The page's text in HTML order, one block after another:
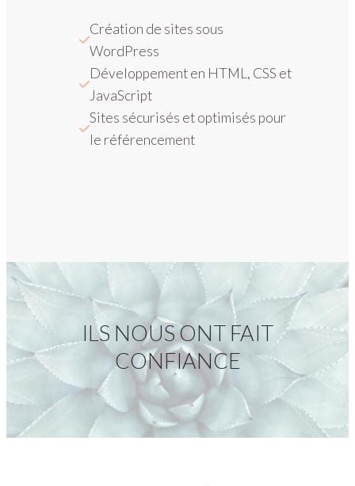
Création de sites sous
WordPress
Développement en HTML, CSS et
JavaScript
Sites sécurisés et optimisés pour
le référencement
ILS NOUS ONT FAIT
CONFIANCE